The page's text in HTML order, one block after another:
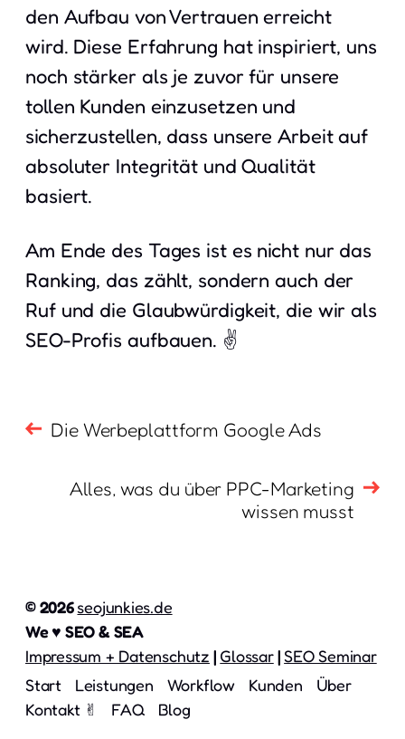
den Aufbau von Vertrauen erreicht
wird. Diese Erfahrung hat inspiriert, uns
noch stärker als je zuvor für unsere
tollen Kunden einzusetzen und
sicherzustellen, dass unsere Arbeit auf
absoluter Integrität und Qualität
basiert.
Am Ende des Tages ist es nicht nur das
Ranking, das zählt, sondern auch der
Ruf und die Glaubwürdigkeit, die wir als
SEO-Profis aufbauen. ✌️
Die Werbeplattform Google Ads
Alles, was du über PPC-Marketing
wissen musst
© 2026seojunkies.de
We ♥ SEO & SEA
Impressum + Datenschutz | Glossar|SEO Seminar
Start
Leistungen Workflow Kunden
Über
Kontakt ✌︎
FAQ Blog